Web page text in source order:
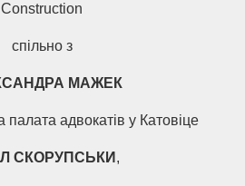
Construction
спільно з
МАЖЕК
адвокатів у Катовіце
СКОРУПСЬКИ ,